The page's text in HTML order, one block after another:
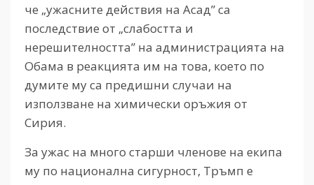
че „ужасните действия на Асад” са
последствие от „слабостта и
нерешителността” на администрацията на
Обама в реакцията им на това, което по
думите му са предишни случаи на
използване на химически оръжия от
Сирия.
За ужас на много старши членове на екипа
му по национална сигурност, Тръмп е